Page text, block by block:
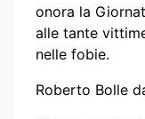
onora la
alle tante
nelle fobie.
Roberto Bolle